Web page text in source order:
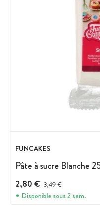
FUNCAKES
Pâte à sucre Blanche
2,80 € Prix avant réduction :
3,49 €
Disponible sous 2 sem.